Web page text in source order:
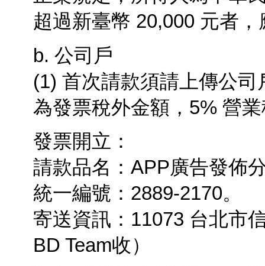
超過新臺幣 20,000 元者
b. 公司戶
(1) 首次請款須請上傳公
為發票稅外金額，5% 營
發票開立：
請款品名：APP廣告發佈
統一編號：2889-2170。
寄送資訊：11073 台北市
BD Team收）